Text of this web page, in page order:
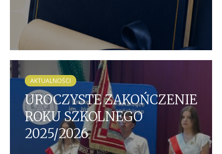
AKTUALNOŚCI
UROCZYSTE ZAKOŃCZENIE
ROKU SZKOLNEGO
2025/2026